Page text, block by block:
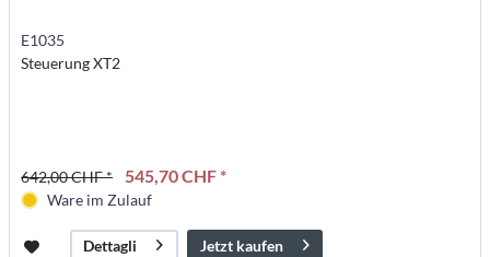
E1035
Steuerung XT2
642,00 CHF * 545,70 CHF *
Ware im Zulauf
Dettagli Jetzt kaufen